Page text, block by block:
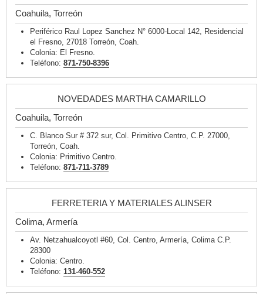
Coahuila, Torreón
Periférico Raul Lopez Sanchez N° 6000-Local 142, Residencial
el Fresno, 27018 Torreón, Coah.
Colonia: El Fresno.
Teléfono: 871-750-8396
NOVEDADES MARTHA CAMARILLO
Coahuila, Torreón
C. Blanco Sur # 372 sur, Col. Primitivo Centro, C.P. 27000,
Torreón, Coah.
Colonia: Primitivo Centro.
Teléfono: 871-711-3789
FERRETERIA Y MATERIALES ALINSER
Colima, Armería
Av. Netzahualcoyotl #60, Col. Centro, Armería, Colima C.P.
28300
Colonia: Centro.
Teléfono: 131-460-552